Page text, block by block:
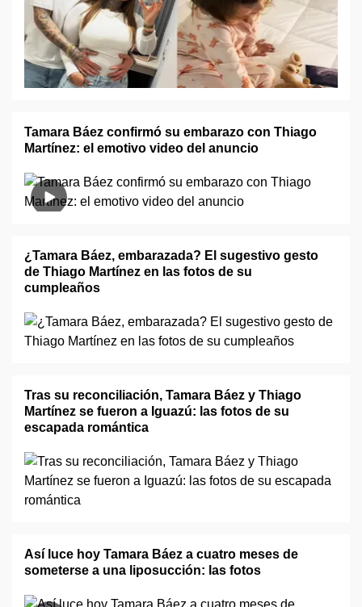
Tamara Báez confirmó su embarazo con Thiago
Martínez: el emotivo video del anuncio
¿Tamara Báez, embarazada? El sugestivo gesto
de Thiago Martínez en las fotos de su
cumpleaños
Tras su reconciliación, Tamara Báez y Thiago
Martínez se fueron a Iguazú: las fotos de su
escapada romántica
Así luce hoy Tamara Báez a cuatro meses de
someterse a una liposucción: las fotos